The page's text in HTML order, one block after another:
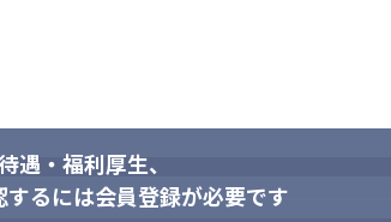
遇・福利厚生、
るには会員登録が必要です